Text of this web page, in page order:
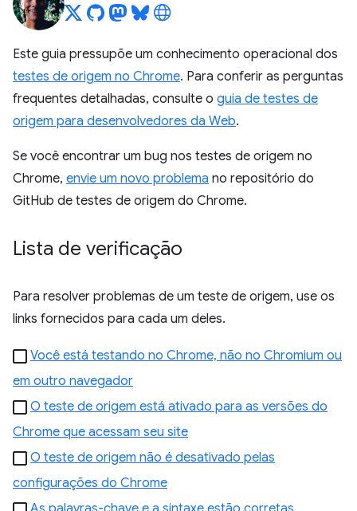
Este guia pressupõe um conhecimento operacional dos
testes de origem no Chrome. Para conferir as perguntas
frequentes detalhadas, consulte o guia de testes de
origem para desenvolvedores da Web.
Se você encontrar um bug nos testes de origem no
Chrome, envie um novo problema no repositório do
GitHub de testes de origem do Chrome.
Lista de verificação
Para resolver problemas de um teste de origem, use os
links fornecidos para cada um deles.
Você está testando no Chrome, não no Chromium ou
em outro navegador
O teste de origem está ativado para as versões do
Chrome que acessam seu site
O teste de origem não é desativado pelas
configurações do Chrome